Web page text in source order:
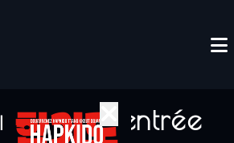
de la rentrée